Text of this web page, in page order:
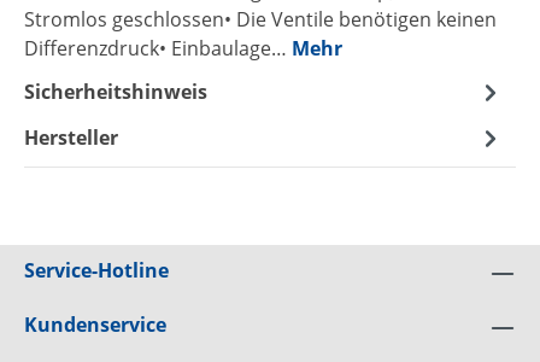
Stromlos geschlossen• Die Ventile benötigen keinen
Differenzdruck• Einbaulage… Mehr
Sicherheitshinweis
Hersteller
Service-Hotline
Kundenservice